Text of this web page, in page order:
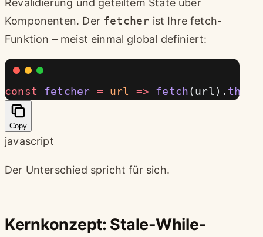
Revalidierung und geteiltem State über
Komponenten. Der fetcher ist Ihre fetch-
Funktion – meist einmal global definiert:
const fetcher = url => fetch(url). then
Copy
javascript
Der Unterschied spricht für sich.
Kernkonzept: Stale-While-